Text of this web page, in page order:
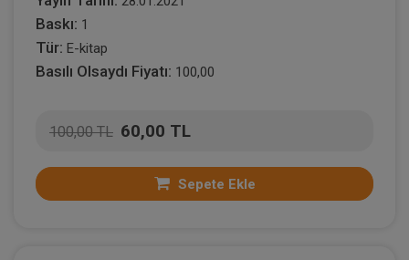
Baskı: 1
Tür: E-kitap
Basılı Olsaydı Fiyatı: 100,00
100,00 TL 60,00 TL
Sepete Ekle